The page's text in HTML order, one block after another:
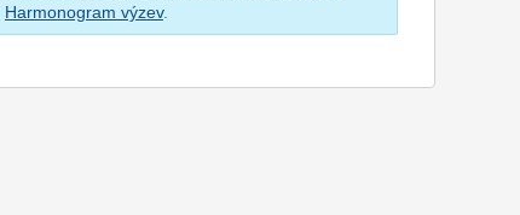
Harmonogram výzev.